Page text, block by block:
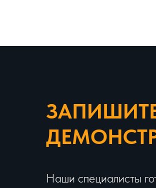
Наши специалисты